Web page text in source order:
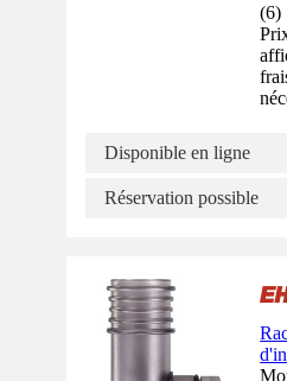
(6)
Disponible en ligne
Réservation possible